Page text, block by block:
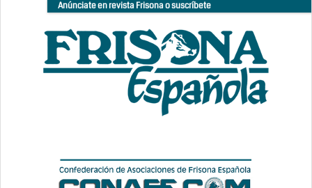
Anúnciate en revista Frisona o suscríbete